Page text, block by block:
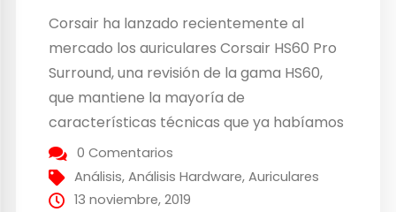
Corsair ha lanzado recientemente al
mercado los auriculares Corsair HS60 Pro
Surround, una revisión de la gama HS60,
que mantiene la mayoría de
características técnicas que ya habíamos
visto anteriormente. Estos nuevos
auriculares de Corsair parecen ofrecer
calidad y una buena experiencia de sonido,
0 Comentarios
Análisis,Análisis Hardware,Auriculares
13 noviembre, 2019